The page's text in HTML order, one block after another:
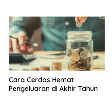
Cara Cerdas Hemat
Pengeluaran di Akhir Tahun